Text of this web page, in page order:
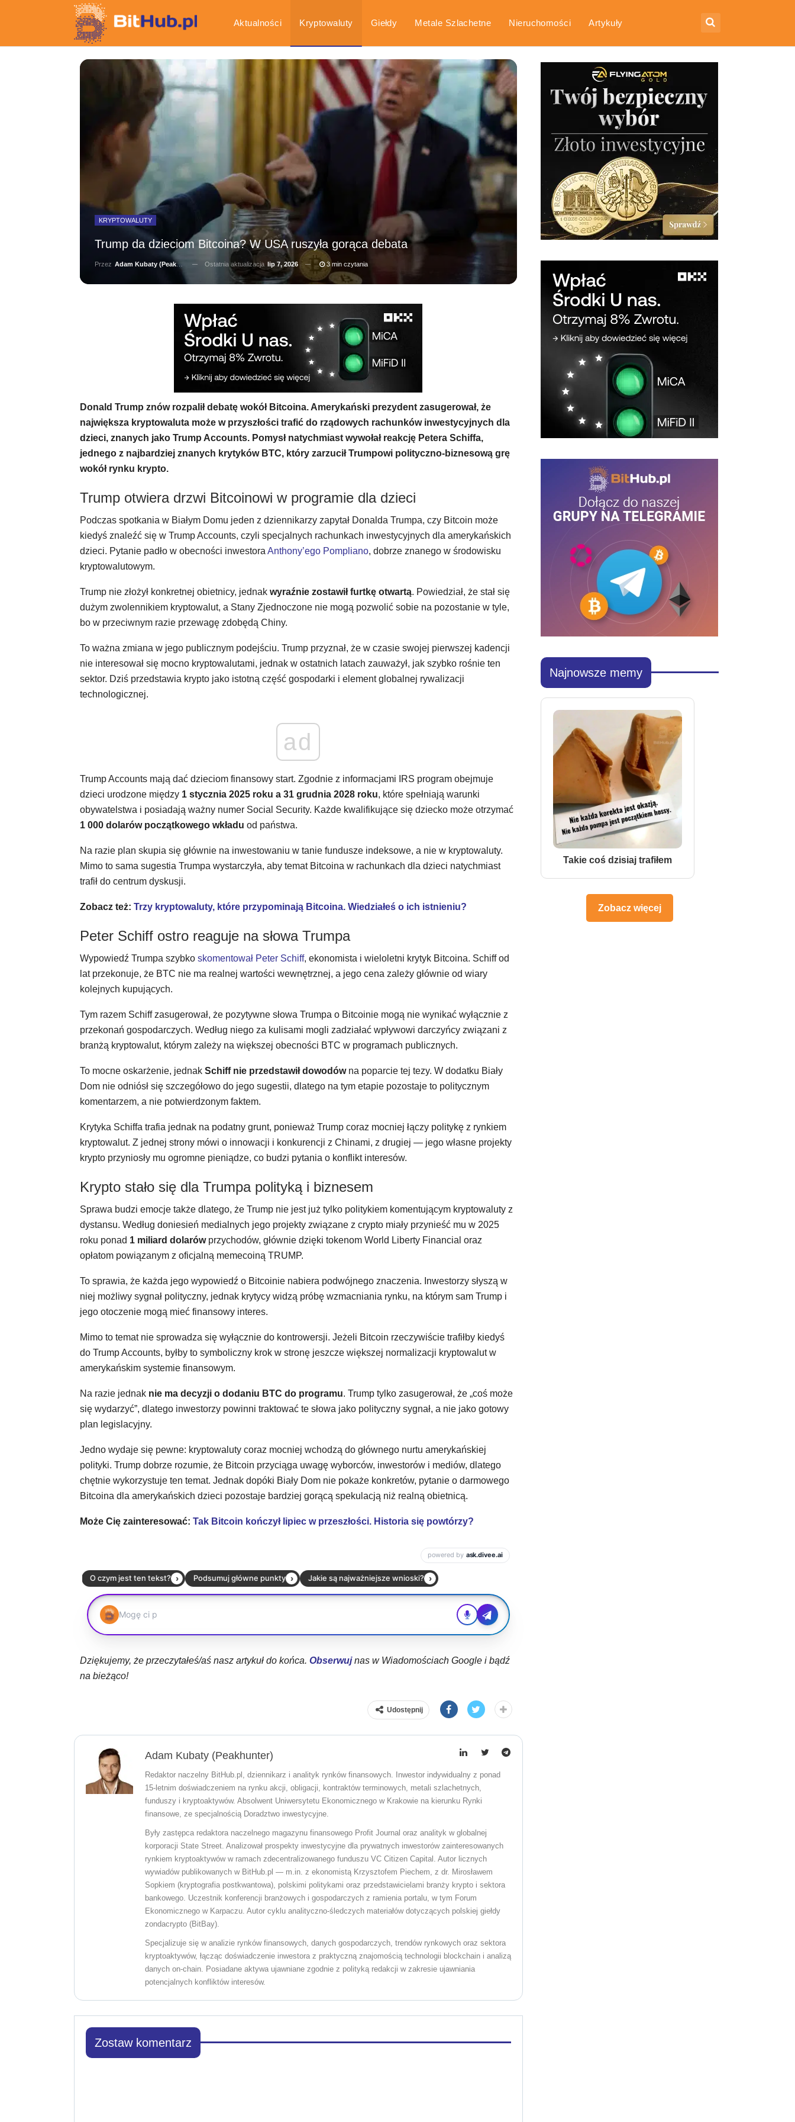
Aktualności Kryptowaluty Giełdy Metale Szlachetne Nieruchomości Artykuły
Poradniki
KRYPTOWALUTY
Trump da dzieciom Bitcoina? W USA ruszyła gorąca debata
Przez Adam Kubaty (peakhunter) Ostatnia aktualizacja lip 7, 2026 3 min czytania
Donald Trump znów rozpalił debatę wokół Bitcoina. Amerykański prezydent zasugerował, że
największa kryptowaluta może w przyszłości trafić do rządowych rachunków inwestycyjnych dla
dzieci, znanych jako Trump Accounts. Pomysł natychmiast wywołał reakcję Petera Schiffa,
jednego z najbardziej znanych krytyków BTC, który zarzucił Trumpowi polityczno-biznesową grę
wokół rynku krypto.
Trump otwiera drzwi Bitcoinowi w programie dla dzieci
Podczas spotkania w Białym Domu jeden z dziennikarzy zapytał Donalda Trumpa, czy Bitcoin może
kiedyś znaleźć się w Trump Accounts, czyli specjalnych rachunkach inwestycyjnych dla amerykańskich
dzieci. Pytanie padło w obecności inwestora Anthony’ego Pompliano, dobrze znanego w środowisku
kryptowalutowym.
Trump nie złożył konkretnej obietnicy, jednak wyraźnie zostawił furtkę otwartą. Powiedział, że stał się
dużym zwolennikiem kryptowalut, a Stany Zjednoczone nie mogą pozwolić sobie na pozostanie w tyle,
bo w przeciwnym razie przewagę zdobędą Chiny.
To ważna zmiana w jego publicznym podejściu. Trump przyznał, że w czasie swojej pierwszej kadencji
nie interesował się mocno kryptowalutami, jednak w ostatnich latach zauważył, jak szybko rośnie ten
sektor. Dziś przedstawia krypto jako istotną część gospodarki i element globalnej rywalizacji
technologicznej.
ad
Trump Accounts mają dać dzieciom finansowy start. Zgodnie z informacjami IRS program obejmuje
dzieci urodzone między 1 stycznia 2025 roku a 31 grudnia 2028 roku, które spełniają warunki
obywatelstwa i posiadają ważny numer Social Security. Każde kwalifikujące się dziecko może otrzymać
1 000 dolarów początkowego wkładu od państwa.
Na razie plan skupia się głównie na inwestowaniu w tanie fundusze indeksowe, a nie w kryptowaluty.
Mimo to sama sugestia Trumpa wystarczyła, aby temat Bitcoina w rachunkach dla dzieci natychmiast
trafił do centrum dyskusji.
Zobacz też: Trzy kryptowaluty, które przypominają Bitcoina. Wiedziałeś o ich istnieniu?
Peter Schiff ostro reaguje na słowa Trumpa
Wypowiedź Trumpa szybko skomentował Peter Schiff, ekonomista i wieloletni krytyk Bitcoina. Schiff od
lat przekonuje, że BTC nie ma realnej wartości wewnętrznej, a jego cena zależy głównie od wiary
kolejnych kupujących.
Tym razem Schiff zasugerował, że pozytywne słowa Trumpa o Bitcoinie mogą nie wynikać wyłącznie z
przekonań gospodarczych. Według niego za kulisami mogli zadziałać wpływowi darczyńcy związani z
branżą kryptowalut, którym zależy na większej obecności BTC w programach publicznych.
To mocne oskarżenie, jednak Schiff nie przedstawił dowodówna poparcie tej tezy. W dodatku Biały
Dom nie odniósł się szczegółowo do jego sugestii, dlatego na tym etapie pozostaje to politycznym
komentarzem, a nie potwierdzonym faktem.
Krytyka Schiffa trafia jednak na podatny grunt, ponieważ Trump coraz mocniej łączy politykę z rynkiem
kryptowalut. Z jednej strony mówi o innowacji i konkurencji z Chinami, z drugiej — jego własne projekty
krypto przyniosły mu ogromne pieniądze, co budzi pytania o konflikt interesów.
Krypto stało się dla Trumpa polityką i biznesem
Sprawa budzi emocje także dlatego, że Trump nie jest już tylko politykiem komentującym kryptowaluty z
dystansu. Według doniesień medialnych jego projekty związane z crypto miały przynieść mu w 2025
roku ponad 1 miliard dolarówprzychodów, głównie dzięki tokenom World Liberty Financial oraz
opłatom powiązanym z oficjalną memecoiną TRUMP.
To sprawia, że każda jego wypowiedź o Bitcoinie nabiera podwójnego znaczenia. Inwestorzy słyszą w
niej możliwy sygnał polityczny, jednak krytycy widzą próbę wzmacniania rynku, na którym sam Trump i
jego otoczenie mogą mieć finansowy interes.
Mimo to temat nie sprowadza się wyłącznie do kontrowersji. Jeżeli Bitcoin rzeczywiście trafiłby kiedyś
do Trump Accounts, byłby to symboliczny krok w stronę jeszcze większej normalizacji kryptowalut w
amerykańskim systemie finansowym.
Na razie jednak nie ma decyzji o dodaniu BTC do programu. Trump tylko zasugerował, że „coś może
się wydarzyć”, dlatego inwestorzy powinni traktować te słowa jako polityczny sygnał, a nie jako gotowy
plan legislacyjny.
Jedno wydaje się pewne: kryptowaluty coraz mocniej wchodzą do głównego nurtu amerykańskiej
polityki. Trump dobrze rozumie, że Bitcoin przyciąga uwagę wyborców, inwestorów i mediów, dlatego
chętnie wykorzystuje ten temat. Jednak dopóki Biały Dom nie pokaże konkretów, pytanie o darmowego
Bitcoina dla amerykańskich dzieci pozostaje bardziej gorącą spekulacją niż realną obietnicą.
Może Cię zainteresować: Tak Bitcoin kończył lipiec w przeszłości. Historia się powtórzy?
Dziękujemy, że przeczytałeś/aś nasz artykuł do końca. Obserwujnas w Wiadomościach Google i bądź
na bieżąco!
Udostępnij
Adam Kubaty (peakhunter)
Redaktor naczelny BitHub.pl, dziennikarz i analityk rynków finansowych. Inwestor indywidualny z ponad
15-letnim doświadczeniem na rynku akcji, obligacji, kontraktów terminowych, metali szlachetnych,
funduszy i kryptoaktywów. Absolwent Uniwersytetu Ekonomicznego w Krakowie na kierunku Rynki
finansowe, ze specjalnością Doradztwo inwestycyjne.
Były zastępca redaktora naczelnego magazynu finansowego Profit Journal oraz analityk w globalnej
korporacji State Street. Analizował prospekty inwestycyjne dla prywatnych inwestorów zainteresowanych
rynkiem kryptoaktywów w ramach zdecentralizowanego funduszu VC Citizen Capital. Autor licznych
wywiadów publikowanych w BitHub.pl — m.in. z ekonomistą Krzysztofem Piechem, z dr. Mirosławem
Sopkiem (kryptografia postkwantowa), polskimi politykami oraz przedstawicielami branży krypto i sektora
bankowego. Uczestnik konferencji branżowych i gospodarczych z ramienia portalu, w tym Forum
Ekonomicznego w Karpaczu. Autor cyklu analityczno-śledczych materiałów dotyczących polskiej giełdy
zondacrypto (BitBay).
Specjalizuje się w analizie rynków finansowych, danych gospodarczych, trendów rynkowych oraz sektora
kryptoaktywów, łącząc doświadczenie inwestora z praktyczną znajomością technologii blockchain i analizą
danych on-chain. Posiadane aktywa ujawniane zgodnie z polityką redakcji w zakresie ujawniania
potencjalnych konfliktów interesów.
Zostaw komentarz
Najnowsze memy
Takie coś dzisiaj trafiłem
Zobacz więcej